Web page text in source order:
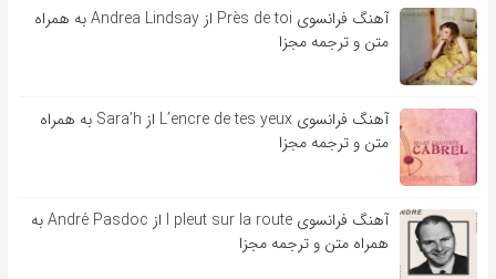
آهنگ فرانسوی Près de toi از Andrea Lindsay به همراه
متن و ترجمه مجزا
آهنگ فرانسوی L’encre de tes yeux از Sara’h به همراه
متن و ترجمه مجزا
آهنگ فرانسوی l pleut sur la route از André Pasdoc به
همراه متن و ترجمه مجزا